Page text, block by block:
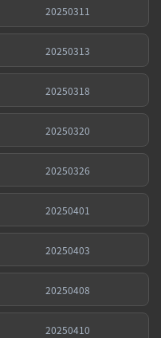
20250311
20250313
20250318
20250320
20250326
20250401
20250403
20250408
20250410